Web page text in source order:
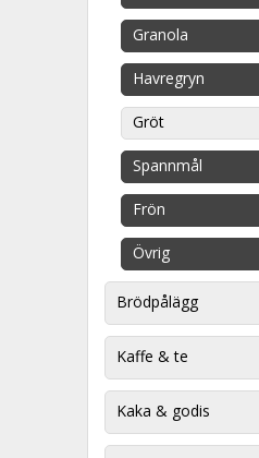
Granola
Havregryn
Gröt
Spannmål
Frön
Övrig
Brödpålägg
Kaffe & te
Kaka & godis